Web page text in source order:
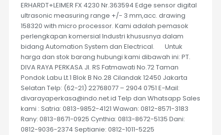
ERHARDT+LEIMER FX 4230 Nr.363594 Edge sensor digital
ultrasonic measuring range +/- 3 mm,acc. drawing
158320 with micro processor. Kami adalah pemasok
perlengkapan komersial Industri khususnya dalam
bidang Automation System dan Electrical. Untuk
harga dan stok barang hubungi kami dibawah ini: PT.
DIVA RAYA PERKASA Jl. RS Fatmawati No.72 Taman
Pondok Labu Lt.1 Blok B No.28 Cilandak 12450 Jakarta
Selatan Telp: (62-21) 22768077 – 2904 0751 E-Mail:
divarayaperkasa@indo.net.id Telp dan Whatsapp Sales
kami : Satria: 0813-9852-4121 Wawan: 0812-8571-3183
Rany: 0813-8671-0925 Cynthia: 0813-8672-5135 Dani:
0812-9036-2374 Septianie: 0812-1011-5225